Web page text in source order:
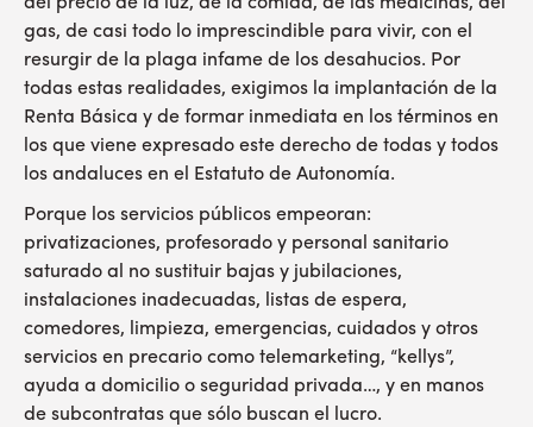
gas, de casi todo lo imprescindible para vivir, con el
resurgir de la plaga infame de los desahucios. Por
todas estas realidades, exigimos la implantación de la
Renta Básica y de formar inmediata en los términos en
los que viene expresado este derecho de todas y todos
los andaluces en el Estatuto de Autonomía.
Porque los servicios públicos empeoran:
privatizaciones, profesorado y personal sanitario
saturado al no sustituir bajas y jubilaciones,
instalaciones inadecuadas, listas de espera,
comedores, limpieza, emergencias, cuidados y otros
servicios en precario como telemarketing, “kellys”,
ayuda a domicilio o seguridad privada…, y en manos
de subcontratas que sólo buscan el lucro.